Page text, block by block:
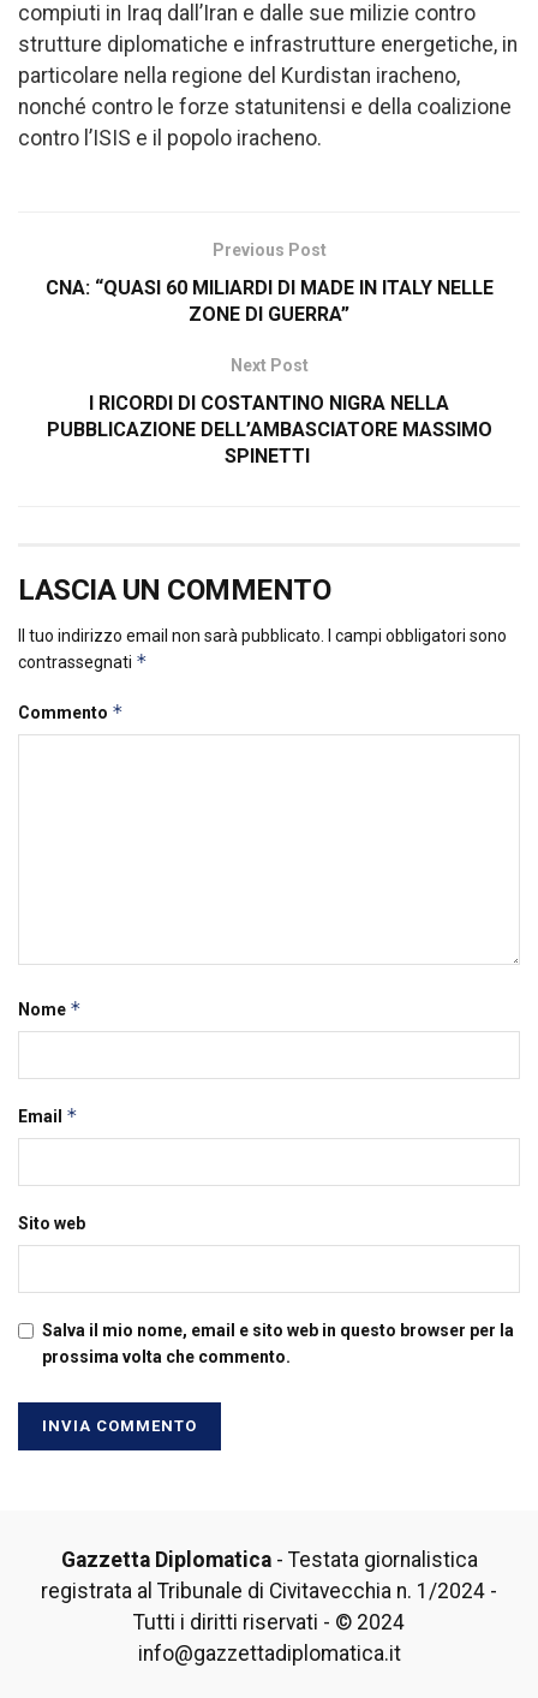
compiuti in Iraq dall’Iran e dalle sue milizie contro
strutture diplomatiche e infrastrutture energetiche, in
particolare nella regione del Kurdistan iracheno,
nonché contro le forze statunitensi e della coalizione
contro l’ISIS e il popolo iracheno.
Previous Post
CNA: “QUASI 60 MILIARDI DI MADE IN ITALY NELLE
ZONE DI GUERRA”
Next Post
I RICORDI DI COSTANTINO NIGRA NELLA
PUBBLICAZIONE DELL’AMBASCIATORE MASSIMO
SPINETTI
LASCIA UN COMMENTO
Il tuo indirizzo email non sarà pubblicato.
I campi obbligatori sono
contrassegnati *
Commento *
Nome *
Email *
Sito web
Salva il mio nome, email e sito web in questo browser per la
prossima volta che commento.
Gazzetta Diplomatica- Testata giornalistica
registrata al Tribunale di Civitavecchia n. 1/2024 -
Tutti i diritti riservati - © 2024
info@gazzettadiplomatica.it